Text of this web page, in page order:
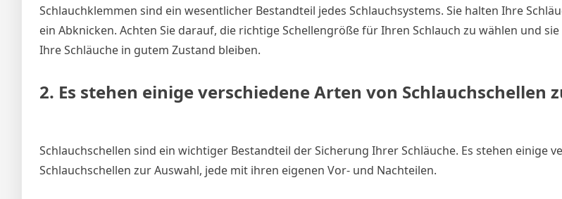
Schlauchklemmen sind ein wesentlicher Bestandteil jedes Schlauchsystems. Sie halten Ihre
ein Abknicken. Achten Sie darauf, die richtige Schellengröße für Ihren Schlauch zu wählen und
Ihre Schläuche in gutem Zustand bleiben.
2. Es stehen einige verschiedene Arten von Schlauchschellen
Schlauchschellen sind ein wichtiger Bestandteil der Sicherung Ihrer Schläuche. Es stehen einige
Schlauchschellen zur Auswahl, jede mit ihren eigenen Vor- und Nachteilen.